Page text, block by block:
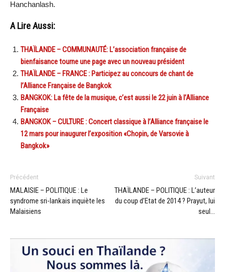
Hanchanlash.
A Lire Aussi:
THAÏLANDE – COMMUNAUTÉ: L’association française de
bienfaisance tourne une page avec un nouveau président
THAÏLANDE – FRANCE : Participez au concours de chant de
l’Alliance Française de Bangkok
BANGKOK: La fête de la musique, c’est aussi le 22 juin à l’Alliance
Française
BANGKOK – CULTURE : Concert classique à l’Alliance française le
12 mars pour inaugurer l’exposition «Chopin, de Varsovie à
Bangkok»
Précédent
MALAISIE – POLITIQUE : Le
syndrome sri-lankais inquiète les
Malaisiens
Suivant
THAÏLANDE – POLITIQUE : L’auteur
du coup d’Etat de 2014 ? Prayut, lui
seul…